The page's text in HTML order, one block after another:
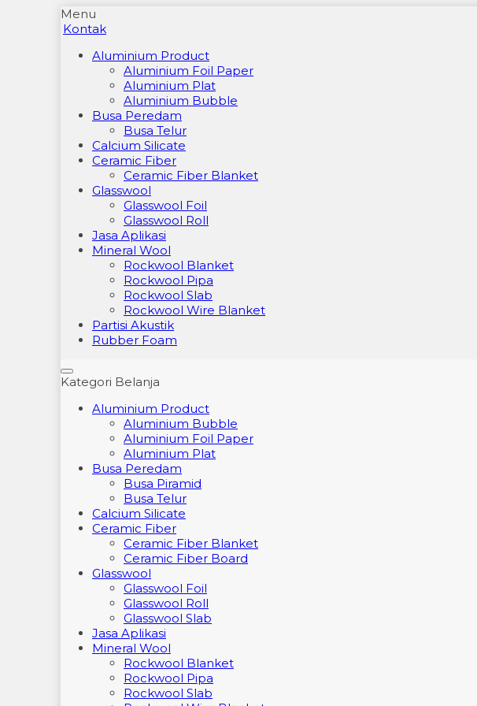
Menu
Kontak
Aluminium Product
Aluminium Foil Paper
Aluminium Plat
Aluminium Bubble
Busa Peredam
Busa Telur
Calcium Silicate
Ceramic Fiber
Ceramic Fiber Blanket
Glasswool
Glasswool Foil
Glasswool Roll
Jasa Aplikasi
Mineral Wool
Rockwool Blanket
Rockwool Pipa
Rockwool Slab
Rockwool Wire Blanket
Partisi Akustik
Rubber Foam
Kategori Belanja
Aluminium Product
Aluminium Bubble
Aluminium Foil Paper
Aluminium Plat
Busa Peredam
Busa Piramid
Busa Telur
Calcium Silicate
Ceramic Fiber
Ceramic Fiber Blanket
Ceramic Fiber Board
Glasswool
Glasswool Foil
Glasswool Roll
Glasswool Slab
Jasa Aplikasi
Mineral Wool
Rockwool Blanket
Rockwool Pipa
Rockwool Slab